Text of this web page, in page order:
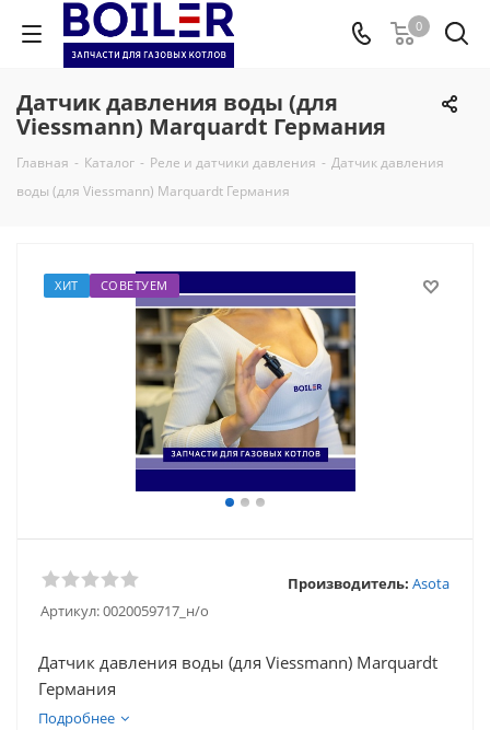
0
Датчик давления воды (для
Viessmann) Marquardt Германия
Главная - Каталог - Реле и датчики давления - Датчик давления
воды (для Viessmann) Marquardt Германия
ХИТ СОВЕТУЕМ
Артикул:0020059717_н/о
Производитель: Asota
Датчик давления воды (для Viessmann) Marquardt
Германия
Подробнее